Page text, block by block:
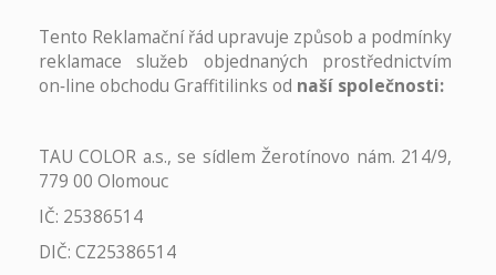
Tento Reklamační řád upravuje způsob a podmínky
reklamace služeb objednaných prostřednictvím
on‑line obchodu Graffitilinks od naší společnosti:
TAU COLOR a.s., se sídlem Žerotínovo nám. 214/9,
779 00 Olomouc
IČ: 25386514
DIČ: CZ25386514